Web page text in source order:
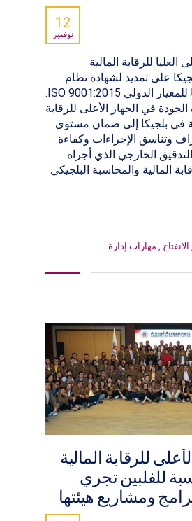
12
نوفمبر
للرقابة المالية
على تمديد لشهادة نظام
إدارة الجودة وفقًا للمعيار الدولي ISO 9001:2015.
في الجهاز الأعلى للرقابة
في بلجيكا إلى ضمان مستوى
وتناسق الإجراءات وكفاءة
الخارجي الذي أجراه
المالية والمحاسبة البلجيكي
, الانفتاح , مهارات إدارة
للرقابة المالية
للفلبين تجري
ومشاريع هيئتها